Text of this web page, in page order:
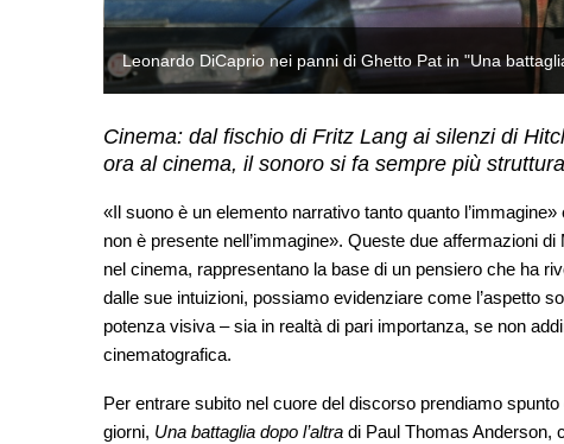
Leonardo DiCaprio nei panni di Ghetto Pat in "Una
Cinema: dal fischio di Fritz Lang ai silenzi di
ora al cinema, il sonoro si fa sempre più
«Il suono è un elemento narrativo tanto quanto
non è presente nell’immagine». Queste due affermazioni
nel cinema, rappresentano la base di un pensiero che ha
dalle sue intuizioni, possiamo evidenziare come l’aspetto
potenza visiva – sia in realtà di pari importanza, se non
cinematografica.
Per entrare subito nel cuore del discorso prendiamo
giorni, Una battaglia dopo l’altra di Paul Thomas Anderson,